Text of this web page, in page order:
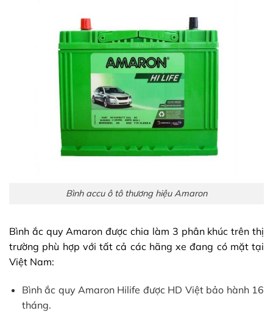
Bình accu ô tô thương hiệu Amaron
Bình ắc quy Amaron được chia làm 3 phân khúc trên thị
trường phù hợp với tất cả các hãng xe đang có mặt tại
Việt Nam:
Bình ắc quy Amaron Hilife được HD Việt bảo hành 16
tháng.